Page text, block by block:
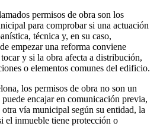
permisos de obra son los
para comprobar si una actuación
técnica y, en su caso,
empezar una reforma conviene
y si la obra afecta a distribución,
o elementos comunes del edificio.
los permisos de obra no son un
encajar en comunicación previa,
vía municipal según su entidad, la
el inmueble tiene protección o